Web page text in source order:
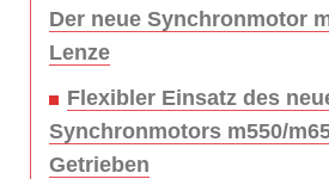
Der neue Synchronmotor
Lenze
Flexibler Einsatz des
Synchronmotors m550/
Getrieben